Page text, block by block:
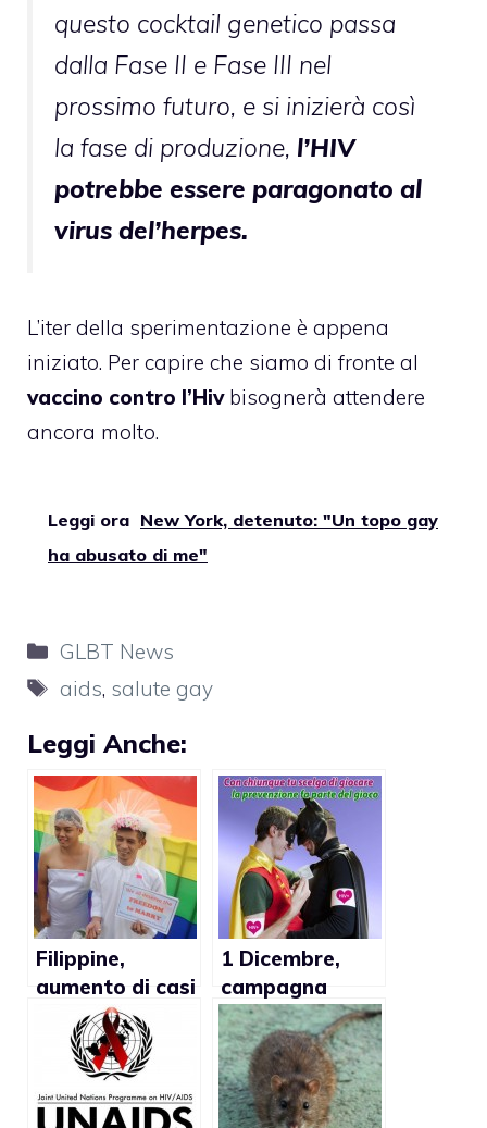
questo cocktail genetico passa
dalla Fase II e Fase III nel
prossimo futuro, e si inizierà così
la fase di produzione, l’HIV
potrebbe essere paragonato al
virus del’herpes.
L’iter della sperimentazione è appena
iniziato. Per capire che siamo di fronte al
vaccino contro l’Hivbisognerà attendere
ancora molto.
Leggi ora New York, detenuto: "Un topo gay
ha abusato di me"
Categorie
GLBT News
Tag
aids, salute gay
Leggi Anche:
Filippine,
aumento di casi
di HIV
1 Dicembre,
campagna
nazionale
Arcigay alla
lotta HIV e
AIDS